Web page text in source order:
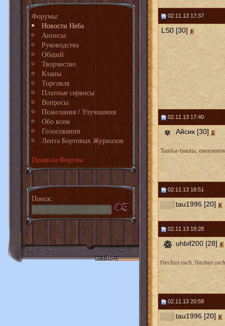
Форумы:
Новости Неба
Анонсы
Руководства
Общий
Творчество
Кланы
Торговля
Платные сервисы
Вопросы
Пожелания / Улучшения
Обо всем
Голосования
Лента Бортовых Журналов
Правила Форума
Поиск:
02.11.13 17:37
LS0 [30]
02.11.13 17:40
Айсик [30]
Тыквы-тыквы,
02.11.13 18:51
tau1996 [20]
02.11.13 19:28
uhbif200 [28]
Fürchtet euch, fürchtet
02.11.13 20:58
tau1996 [20]